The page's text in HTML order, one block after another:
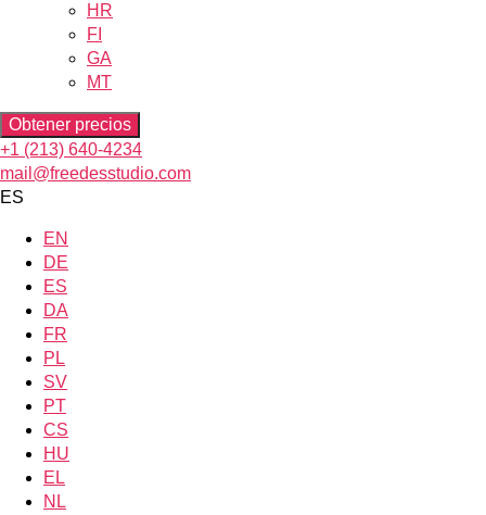
HR
FI
GA
MT
Obtener precios
+1 (213) 640-4234
mail@freedesstudio.com
ES
EN
DE
ES
DA
FR
PL
SV
PT
CS
HU
EL
NL